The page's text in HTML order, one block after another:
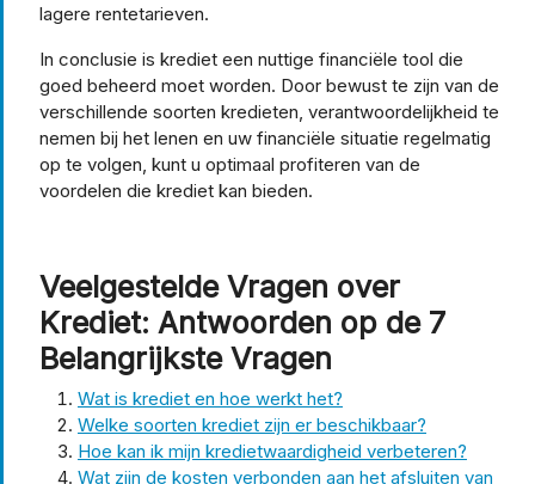
lagere rentetarieven.
In conclusie is krediet een nuttige financiële tool die
goed beheerd moet worden. Door bewust te zijn van de
verschillende soorten kredieten, verantwoordelijkheid te
nemen bij het lenen en uw financiële situatie regelmatig
op te volgen, kunt u optimaal profiteren van de
voordelen die krediet kan bieden.
Veelgestelde Vragen over
Krediet: Antwoorden op de 7
Belangrijkste Vragen
Wat is krediet en hoe werkt het?
Welke soorten krediet zijn er beschikbaar?
Hoe kan ik mijn kredietwaardigheid verbeteren?
Wat zijn de kosten verbonden aan het afsluiten van